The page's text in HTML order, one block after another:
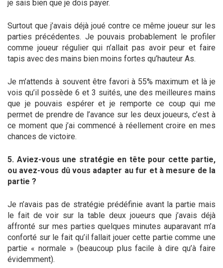
je sais bien que je dois payer.
Surtout que j’avais déjà joué contre ce même joueur sur les
parties précédentes. Je pouvais probablement le profiler
comme joueur régulier qui n’allait pas avoir peur et faire
tapis avec des mains bien moins fortes qu’hauteur As.
Je m’attends à souvent être favori à 55% maximum et là je
vois qu’il possède 6 et 3 suités, une des meilleures mains
que je pouvais espérer et je remporte ce coup qui me
permet de prendre de l’avance sur les deux joueurs, c’est à
ce moment que j’ai commencé à réellement croire en mes
chances de victoire.
5. Aviez-vous une stratégie en tête pour cette partie,
ou avez-vous dû vous adapter au fur et à mesure de la
partie ?
Je n’avais pas de stratégie prédéfinie avant la partie mais
le fait de voir sur la table deux joueurs que j’avais déjà
affronté sur mes parties quelques minutes auparavant m’a
conforté sur le fait qu’il fallait jouer cette partie comme une
partie « normale » (beaucoup plus facile à dire qu’à faire
évidemment).